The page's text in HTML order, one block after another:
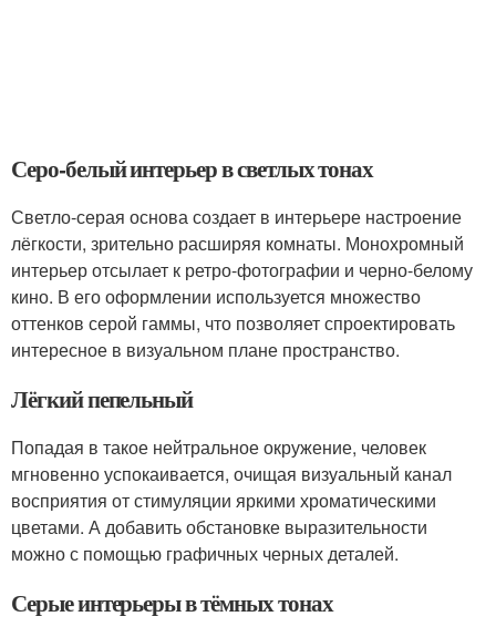
Серо-белый интерьер в светлых тонах
Светло-серая основа создает в интерьере настроение
лёгкости, зрительно расширяя комнаты. Монохромный
интерьер отсылает к ретро-фотографии и черно-белому
кино. В его оформлении используется множество
оттенков серой гаммы, что позволяет спроектировать
интересное в визуальном плане пространство.
Лёгкий пепельный
Попадая в такое нейтральное окружение, человек
мгновенно успокаивается, очищая визуальный канал
восприятия от стимуляции яркими хроматическими
цветами. А добавить обстановке выразительности
можно с помощью графичных черных деталей.
Серые интерьеры в тёмных тонах